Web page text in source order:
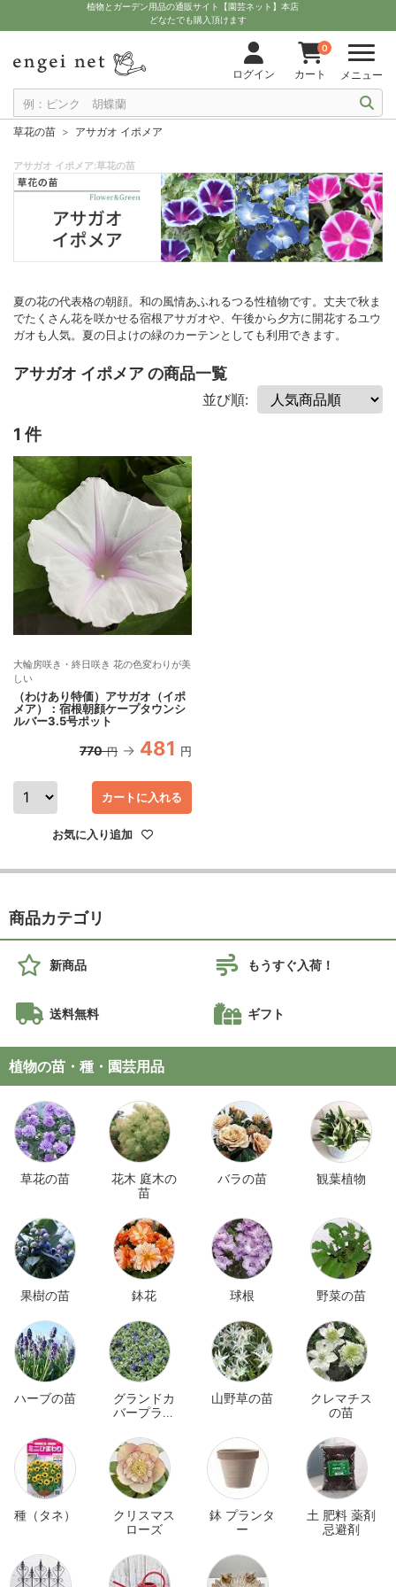
植物とガーデン用品の通販サイト【園芸ネット】本店
どなたでも購入頂けます
ログイン
0
カート メニュー
草花の苗 アサガオ イポメア
アサガオ イポメア:草花の苗
夏の花の代表格の朝顔。和の風情あふれるつる性植物です。丈夫で秋ま
でたくさん花を咲かせる宿根アサガオや、午後から夕方に開花するユウ
ガオも人気。夏の日よけの緑のカーテンとしても利用できます。
アサガオ イポメア の商品一覧
並び順:
1 件
大輪房咲き・終日咲き 花の色変わりが美
しい
（わけあり特価）アサガオ（イポ
メア）：宿根朝顔ケープタウンシ
ルバー3.5号ポット
770 円 481 円
カートに入れる
お気に入り追加
商品カテゴリ
新商品 もうすぐ入荷！
送料無料 ギフト
植物の苗・種・園芸用品
草花の苗
花木 庭木の
苗
バラの苗 観葉植物
果樹の苗 鉢花 球根 野菜の苗
ハーブの苗
グランドカ
バープラン
山野草の苗
クレマチス
の苗
種（タネ）
クリスマス
ローズ
鉢 プランタ
ー
土 肥料 薬剤
忌避剤